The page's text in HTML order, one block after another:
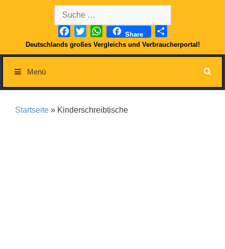
nach:
Facebook
TwitterWhatsApp
Share
Deutschlands großes Vergleichs und Verbraucherportal!
Menü
Startseite » Kinderschreibtische